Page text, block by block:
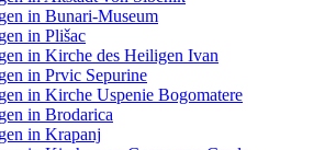
in Bunari-Museum
in Plišac
in Kirche des Heiligen Ivan
in Prvic Sepurine
in Kirche Uspenie Bogomatere
in Brodarica
in Krapanj